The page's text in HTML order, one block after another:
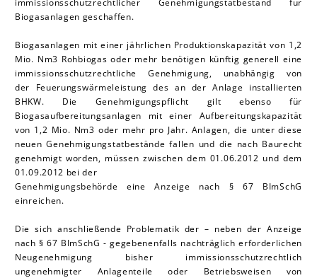
Biogasanlagen geschaffen.
Biogasanlagen mit einer jährlichen Produktionskapazität von 1,2
Mio. Nm3 Rohbiogas oder mehr benötigen künftig generell eine
immissionsschutzrechtliche Genehmigung, unabhängig von
der Feuerungswärmeleistung des an der Anlage installierten
BHKW. Die Genehmigungspflicht gilt ebenso für
Biogasaufbereitungsanlagen mit einer Aufbereitungskapazität
von 1,2 Mio. Nm3 oder mehr pro Jahr. Anlagen, die unter diese
neuen Genehmigungstatbestände fallen und die nach Baurecht
genehmigt worden, müssen zwischen dem 01.06.2012 und dem
01.09.2012 bei der
Genehmigungsbehörde eine Anzeige nach § 67 BImSchG
einreichen.
Die sich anschließende Problematik der – neben der Anzeige
nach § 67 BImSchG - gegebenenfalls nachträglich erforderlichen
Neugenehmigung bisher immissionsschutzrechtlich
ungenehmigter Anlagenteile oder Betriebsweisen von